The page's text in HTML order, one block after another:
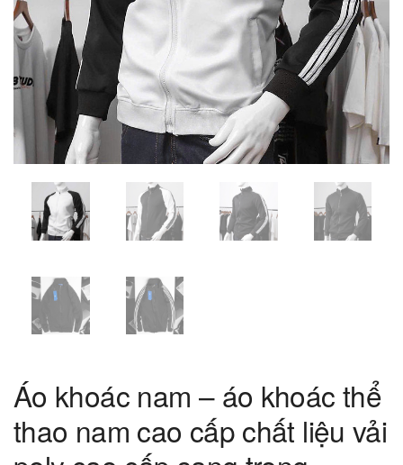
Áo khoác nam – áo khoác thể
thao nam cao cấp chất liệu vải